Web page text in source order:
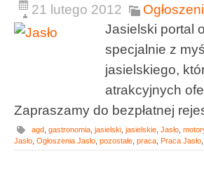
21 lutego 2012
Jasielski portal
specjalnie z
jasielskiego,
atrakcyjnych
Zapraszamy do bezpłatnej
agd gastronomia jasielski jasielskie Jasło
Jasło Ogłoszenia Jasło pozostałe praca Praca Jasło